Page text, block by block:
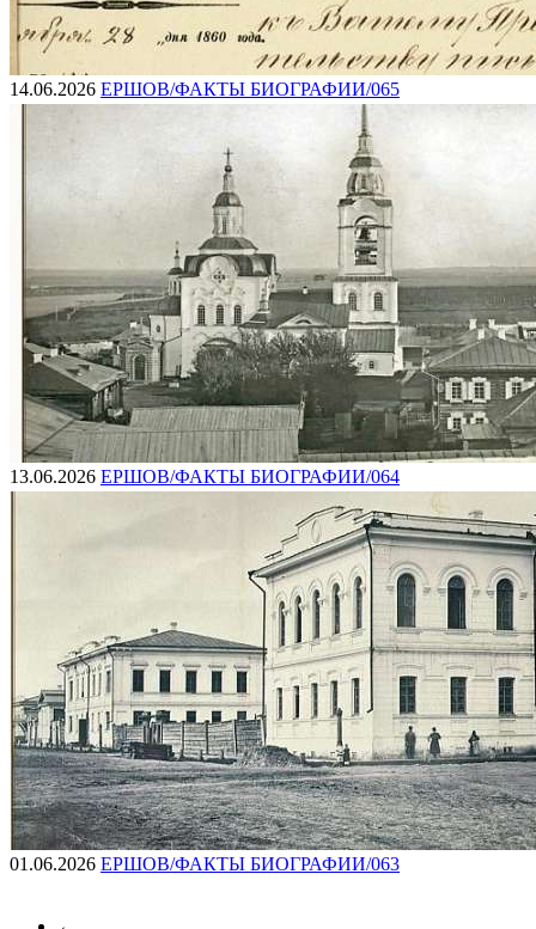
14.06.2026 ЕРШОВ/ФАКТЫ БИОГРАФИИ/065
13.06.2026 ЕРШОВ/ФАКТЫ БИОГРАФИИ/064
01.06.2026 ЕРШОВ/ФАКТЫ БИОГРАФИИ/063